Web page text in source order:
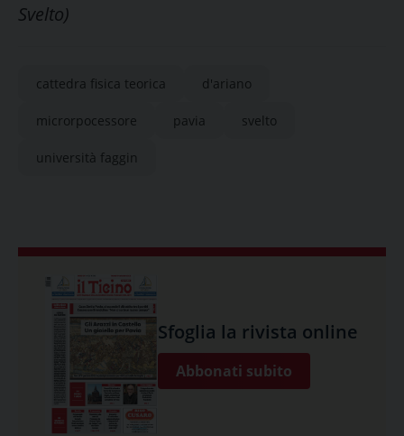
Svelto)
cattedra fisica teorica d'ariano
microrpocessore pavia svelto
università faggin
Sfoglia la rivista online
Abbonati subito